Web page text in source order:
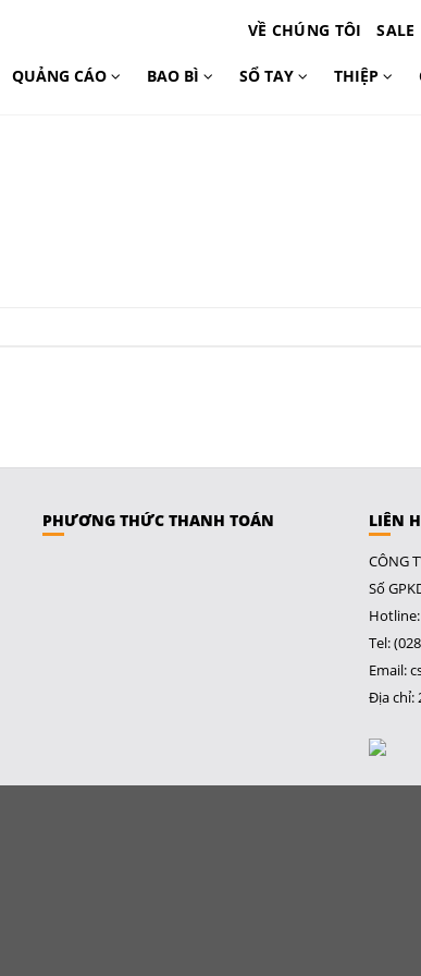
VỀ CHÚNG TÔI SALE
QUẢNG CÁO BAO BÌ SỔ TAY THIỆP
PHƯƠNG THỨC THANH TOÁN LIÊN
CÔNG
Số
Hotline:
Tel:
Email:
Địa chỉ: